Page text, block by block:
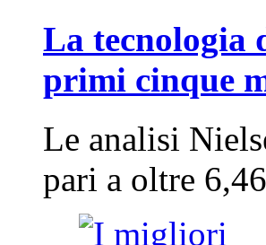
La tecnologia
primi cinque
Le analisi
pari a oltre